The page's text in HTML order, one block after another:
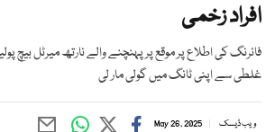
افراد زخمی
فائرنگ کی اطلاع پر موقع پر پہنچنے والے نارتھ میرٹل بیچ
غلطی سے اپنی ٹانگ میں گولی مار لی
ویب ڈیسک May 26, 2025